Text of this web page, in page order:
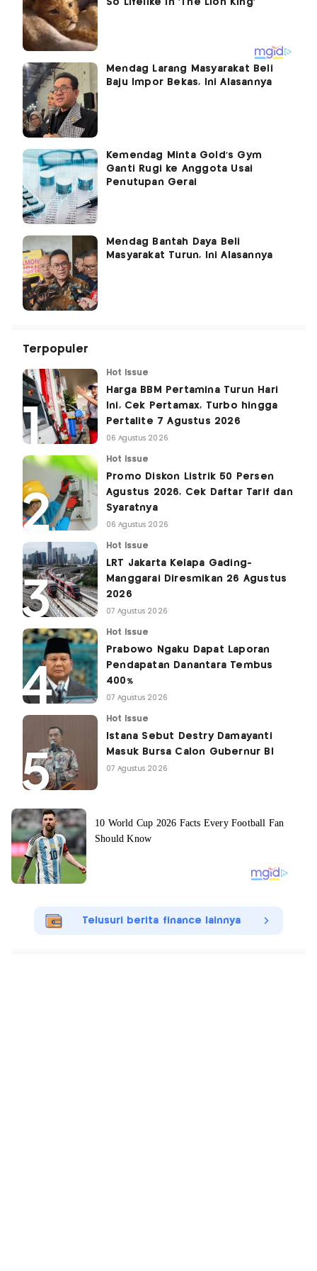
Mendag Larang Masyarakat Beli
Baju Impor Bekas, Ini Alasannya
Kemendag Minta Gold's Gym
Ganti Rugi ke Anggota Usai
Penutupan Gerai
Mendag Bantah Daya Beli
Masyarakat Turun, Ini Alasannya
Terpopuler
Hot Issue
Harga BBM Pertamina Turun Hari
Ini, Cek Pertamax, Turbo hingga
Pertalite 7 Agustus 2026
06 Agustus 2026
Hot Issue
Promo Diskon Listrik 50 Persen
Agustus 2026, Cek Daftar Tarif dan
Syaratnya
06 Agustus 2026
Hot Issue
LRT Jakarta Kelapa Gading-
Manggarai Diresmikan 26 Agustus
2026
07 Agustus 2026
Hot Issue
Prabowo Ngaku Dapat Laporan
Pendapatan Danantara Tembus
400%
07 Agustus 2026
Hot Issue
Istana Sebut Destry Damayanti
Masuk Bursa Calon Gubernur BI
07 Agustus 2026
Telusuri berita finance lainnya